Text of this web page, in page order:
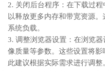
2. 关闭后台程序：在下载过
以释放更多内存和带宽资源
系统负载。
3. 调整浏览器设置：在浏览
像质量等参数。这些设置将
此建议根据实际需求进行调整